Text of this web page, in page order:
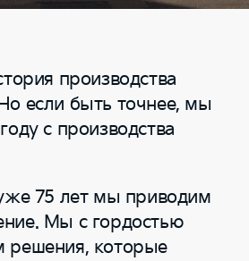
производства
если быть точнее, мы
с производства
75 лет мы приводим
Мы с гордостью
решения, которые